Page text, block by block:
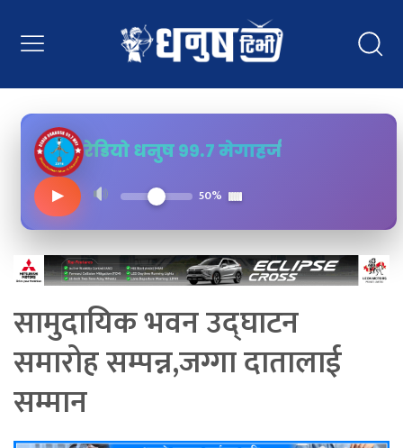
रेडियो धनुष ९९.७ मेगाहर्ज
▶
50%
सामुदायिक भवन उद्घाटन
समारोह सम्पन्न,जग्गा दातालाई
सम्मान